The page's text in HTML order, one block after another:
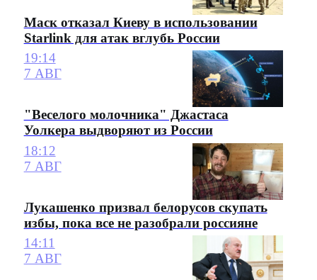
Маск отказал Киеву в использовании
Starlink для атак вглубь России
19:14
7 АВГ
"Веселого молочника" Джастаса
Уолкера выдворяют из России
18:12
7 АВГ
Лукашенко призвал белорусов скупать
избы, пока все не разобрали россияне
14:11
7 АВГ